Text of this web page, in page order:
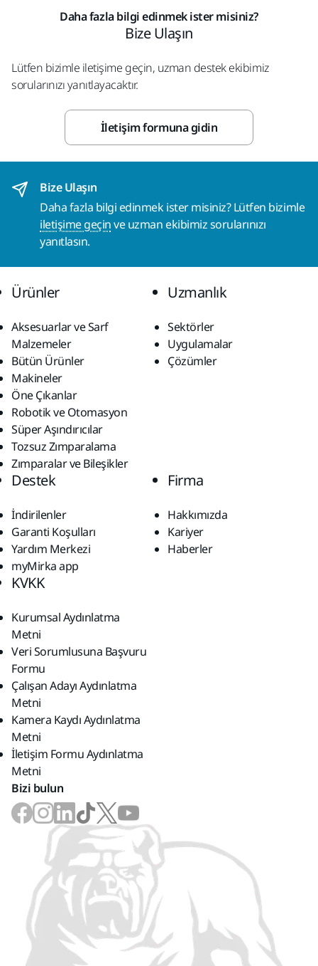
Daha fazla bilgi edinmek ister misiniz?
Bize Ulaşın
Lütfen bizimle iletişime geçin, uzman destek ekibimiz
sorularınızı yanıtlayacaktır.
İletişim formuna gidin
Bize Ulaşın
Daha fazla bilgi edinmek ister misiniz? Lütfen bizimle
iletişime geçinve uzman ekibimiz sorularınızı
yanıtlasın.
Ürünler
Aksesuarlar ve Sarf
Malzemeler
Bütün Ürünler
Makineler
Öne Çıkanlar
Robotik ve Otomasyon
Süper Aşındırıcılar
Tozsuz Zımparalama
Zımparalar ve Bileşikler
Uzmanlık
Sektörler
Uygulamalar
Çözümler
Destek
İndirilenler
Garanti Koşulları
Yardım Merkezi
myMirka app
Firma
Hakkımızda
Kariyer
Haberler
KVKK
Kurumsal Aydınlatma
Metni
Veri Sorumlusuna Başvuru
Formu
Çalışan Adayı Aydınlatma
Metni
Kamera Kaydı Aydınlatma
Metni
İletişim Formu Aydınlatma
Metni
Bizi bulun